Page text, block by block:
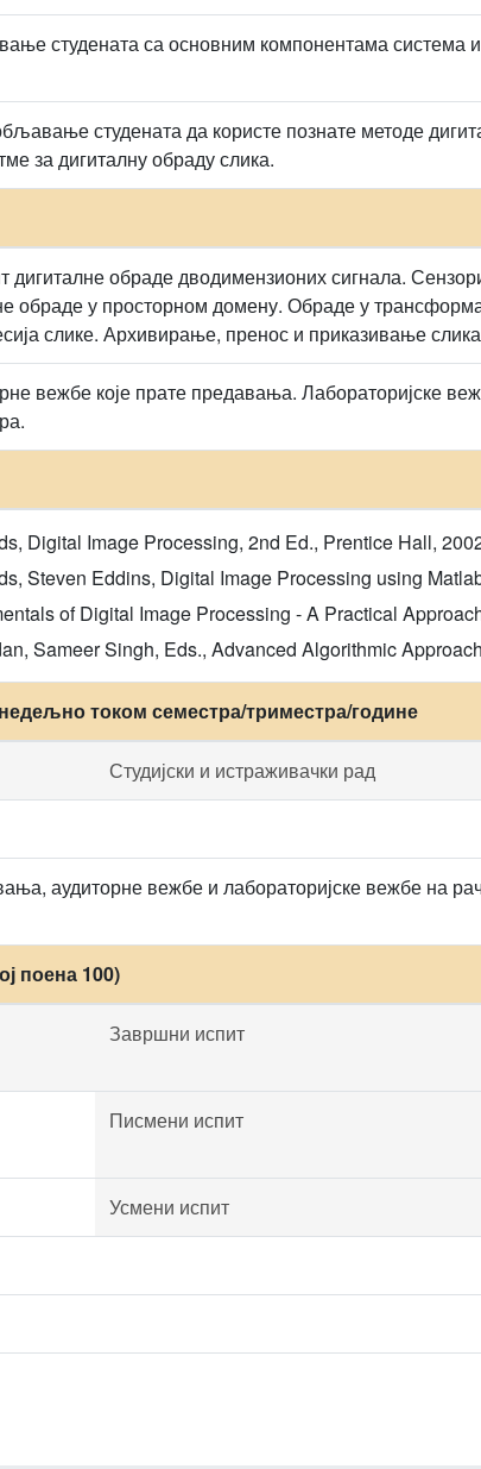
студената са основним компонентама система
студената да користе познате методе
за дигиталну обраду слика.
дигиталне обраде дводимензионих сигнала.
обраде у просторном домену. Обраде у
слике. Архивирање, пренос и приказивање
вежбе које прате предавања. Лабораторијске
Digital Image Processing, 2nd Ed., Prentice Hall,
Steven Eddins, Digital Image Processing using
of Digital Image Processing - A Practical
Sameer Singh, Eds., Advanced Algorithmic
током семестра/триместра/године
Студијски и истраживачки рад
аудиторне вежбе и лабораторијске вежбе на
поена 100)
Завршни испит
Писмени испит
Усмени испит